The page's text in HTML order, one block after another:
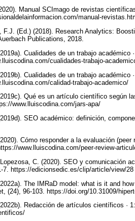
Manual SCImago de revistas
manual-
F.J. (Ed.) (2018). Research Analytics:
Publications, 2018.
Cualidades de un trabajo
cualidades-trabajo-
Cualidades de un trabajo
calidad-trabajo-academico/
Qué es un artículo científico según
www.lluiscodina.com/jars-apa/
SEO académico: definición,
Cómo responder a la evaluación
www.lluiscodina.com/peer-review-
C. (2020). SEO y comunicación
7. https://edicionsedic.es/clip/article/view/28
The IMRaD model: what is it and
(24), 96-103. https://doi.org/10.31009/
Redacción de artículos científicos ·